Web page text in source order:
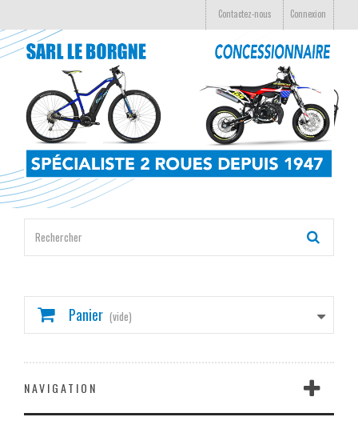
Connexion
Contactez-nous
Panier (vide)
NAVIGATION